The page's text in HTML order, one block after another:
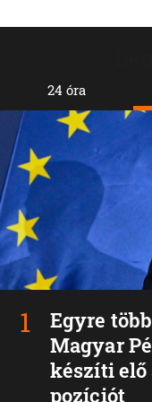
24 óra
Egyre
Magyar
készíti elő
pozíciót